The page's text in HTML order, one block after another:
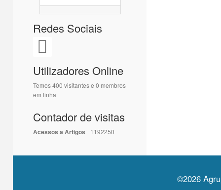
Redes Sociais
Utilizadores Online
Temos 400 visitantes e 0 membros
em linha
Contador de visitas
Acessos a Artigos 1192250
©2026